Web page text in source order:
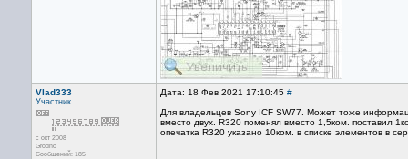
Vlad333
Участник
с окт 2008
Grodno
Сообщений: 185
Дата: 18 Фев 2021 17:10:45 #
Для владельцев Sony ICF SW77. Может тоже
вместо двух. R320 поменял вместо 1,5ком. поставил
опечатка R320 указано 10ком. в списке элементов в